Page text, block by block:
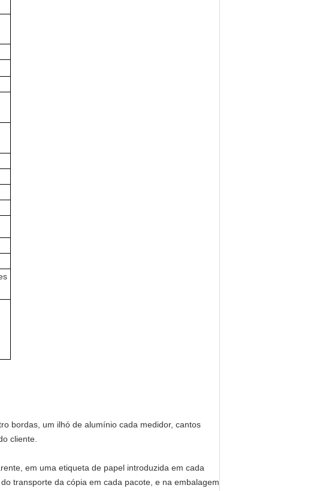
bordas, um ilhó de alumínio cada medidor, cantos
cliente.
em uma etiqueta de papel introduzida em cada
transporte da cópia em cada pacote, e na embalagem